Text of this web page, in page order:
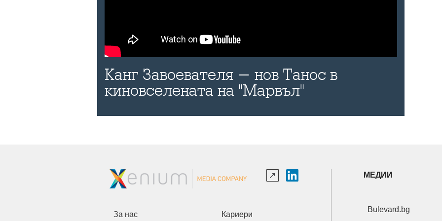
Канг Завоевателя - нов Танос в
киновселената на "Марвъл"
За нас Кариери
МЕДИИ
Bulevard.bg